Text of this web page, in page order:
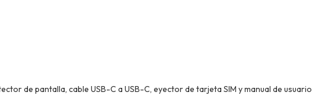
de pantalla, cable USB-C a USB-C, eyector de tarjeta SIM y manual de usuario